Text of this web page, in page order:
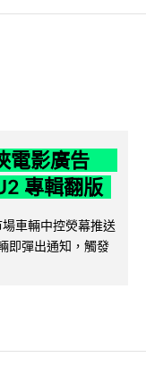
電影廣告
專輯翻版
車輛中控熒幕推送
即彈出通知，觸發